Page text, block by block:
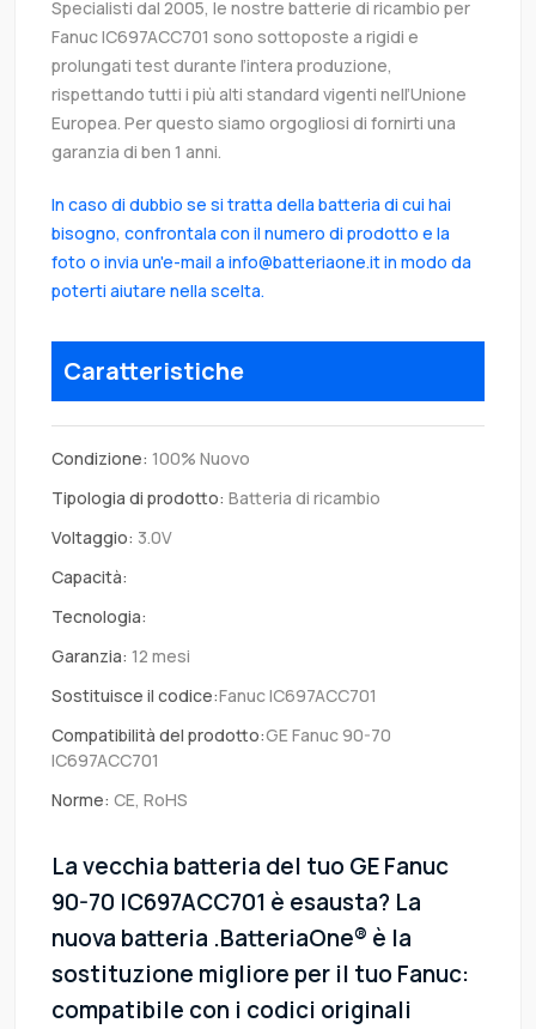
Specialisti dal 2005, le nostre batterie di ricambio per
Fanuc IC697ACC701 sono sottoposte a rigidi e
prolungati test durante l’intera produzione,
rispettando tutti i più alti standard vigenti nell’Unione
Europea. Per questo siamo orgogliosi di fornirti una
garanzia di ben 1 anni.
In caso di dubbio se si tratta della batteria di cui hai
bisogno, confrontala con il numero di prodotto e la
foto o invia un'e-mail a info@batteriaone.it in modo da
poterti aiutare nella scelta.
Caratteristiche
Condizione: 100% Nuovo
Tipologia di prodotto: Batteria di ricambio
Voltaggio: 3.0V
Capacità:
Tecnologia:
Garanzia: 12 mesi
Sostituisce il codice:Fanuc IC697ACC701
Compatibilità del prodotto:GE Fanuc 90-70
IC697ACC701
Norme: CE, RoHS
La vecchia batteria del tuo GE Fanuc
90-70 IC697ACC701 è esausta? La
nuova batteria .BatteriaOne® è la
sostituzione migliore per il tuo Fanuc:
compatibile con i codici originali